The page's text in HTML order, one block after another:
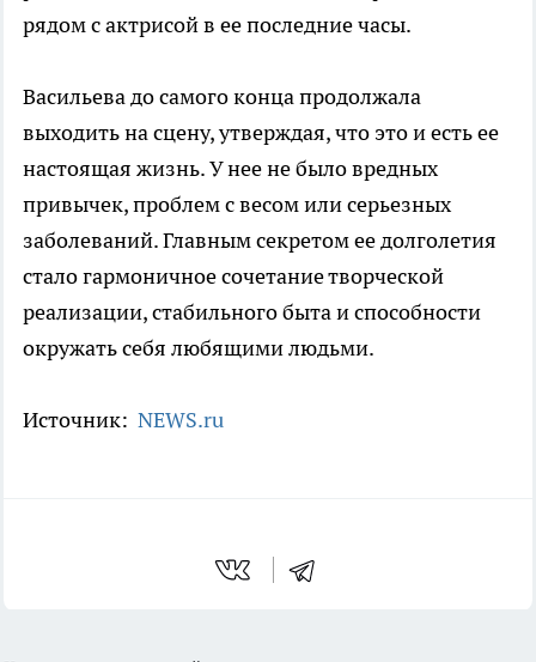
рядом с актрисой в ее последние часы.
Васильева до самого конца продолжала
выходить на сцену, утверждая, что это и есть ее
настоящая жизнь. У нее не было вредных
привычек, проблем с весом или серьезных
заболеваний. Главным секретом ее долголетия
стало гармоничное сочетание творческой
реализации, стабильного быта и способности
окружать себя любящими людьми.
Источник: NEWS.ru